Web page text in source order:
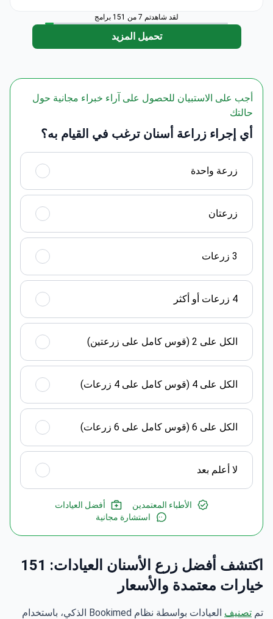
لقد شاهدتم 7 من 151 برامج
تحميل المزيد
أجب على الاستبيان للحصول على آراء خبراء مجانية حول
حالتك
أي إجراء زراعة أسنان ترغب في القيام به؟
زرعة واحدة
زرعتان
3 زرعات
4 زرعات أو أكثر
الكل على 2 (قوس كامل على زرعتين)
الكل على 4 (قوس كامل على 4 زرعات)
الكل على 6 (قوس كامل على 6 زرعات)
لا أعلم بعد
الأطباء المعتمدين
أفضل العيادات
استشارة مجانية
اكتشف أفضل زرع الأسنان العيادات: 151
خيارات معتمدة والأسعار
تم تصنيف
العيادات بواسطة نظام Bookimed الذكي، باستخدام